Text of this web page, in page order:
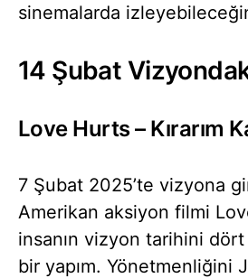
sinemalarda
14 Şubat
Love Hurts – Kırarım
7 Şubat 2025’te vizyona
Amerikan aksiyon filmi
insanın vizyon tarihini
bir yapım. Yönetmenliğini